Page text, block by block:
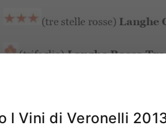
I Vini di Veronelli
una